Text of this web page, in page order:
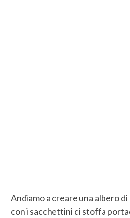
Andiamo a creare una albero
con i sacchettini di stoffa